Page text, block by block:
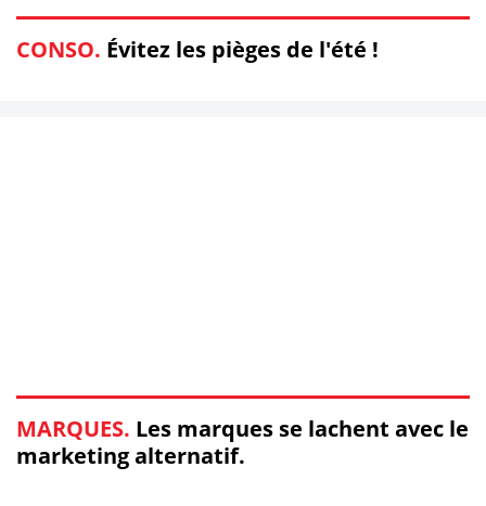
CONSO. Évitez les pièges de l'été !
MARQUES. Les marques se lachent avec le
marketing alternatif.